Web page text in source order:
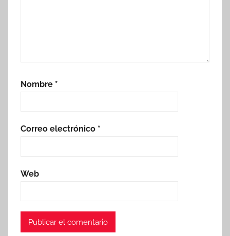
Nombre *
Correo electrónico *
Web